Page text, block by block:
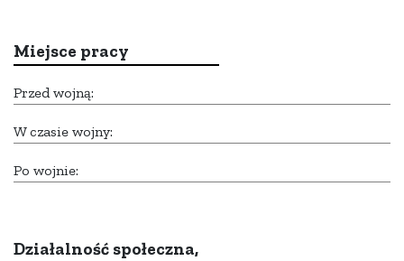
Miejsce pracy
Przed wojną:
W czasie wojny:
Po wojnie:
Działalność społeczna,